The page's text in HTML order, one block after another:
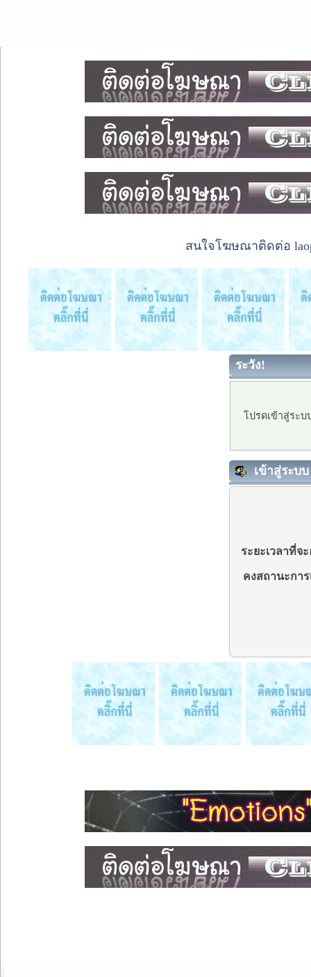
สนใจโฆษณาติดต่อ
ระวัง!
โปรดเข้าสู่ระ
เข้าสู่ระบบ
ระยะเวลาที่จ
คงสถานะกา